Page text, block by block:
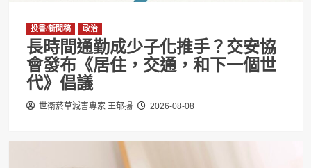
投書/新聞稿 政治
長時間通勤成少子化推手？交安協
會發布《居住，交通，和下一個世
代》倡議
世衛菸草減害專家 王郁揚 2026-08-08